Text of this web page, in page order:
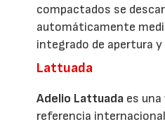
compactados se
automáticamente
integrado de apertura
Lattuada
Adelio Lattuada es
referencia